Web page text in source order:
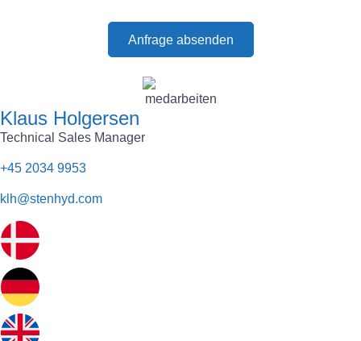
Klaus Holgersen
Technical Sales Manager
+45 2034 9953
klh@stenhyd.com